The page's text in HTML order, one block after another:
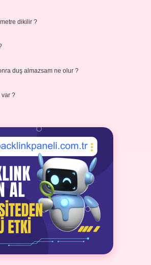
metre dikilir ?
duş almazsam ne olur ?
var ?